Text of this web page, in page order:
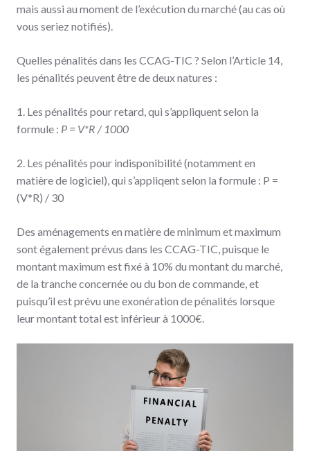
mais aussi au moment de l’exécution du marché (au cas où
vous seriez notifiés).
Quelles pénalités dans les CCAG-TIC ? Selon l’Article 14,
les pénalités peuvent être de deux natures :
1. Les pénalités pour retard, qui s’appliquent selon la
formule : P = V*R / 1000
2. Les pénalités pour indisponibilité (notamment en
matière de logiciel), qui s’appliqent selon la formule : P =
(V*R) / 30
Des aménagements en matière de minimum et maximum
sont également prévus dans les CCAG-TIC, puisque le
montant maximum est fixé à 10% du montant du marché,
de la tranche concernée ou du bon de commande, et
puisqu’il est prévu une exonération de pénalités lorsque
leur montant total est inférieur à 1000€.